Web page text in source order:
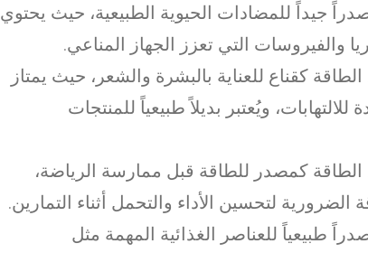
جيداً للمضادات الحيوية الطبيعية، حيث يحتوي
والفيروسات التي تعزز الجهاز المناعي.
كقناع للعناية بالبشرة والشعر، حيث يمتاز
ويُعتبر بديلاً طبيعياً للمنتجات
كمصدر للطاقة قبل ممارسة الرياضة،
لتحسين الأداء والتحمل أثناء التمارين.
طبيعياً للعناصر الغذائية المهمة مثل